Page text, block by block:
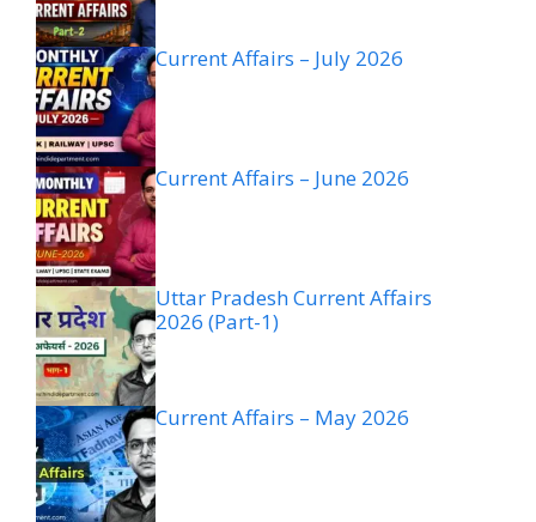
Current Affairs – July 2026
Current Affairs – June 2026
Uttar Pradesh Current Affairs
2026 (Part-1)
Current Affairs – May 2026